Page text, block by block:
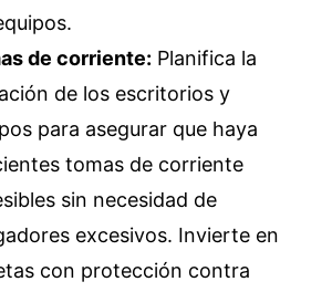
de corriente: Planifica la
de los escritorios y
para asegurar que haya
tomas de corriente
sin necesidad de
excesivos. Invierte en
con protección contra